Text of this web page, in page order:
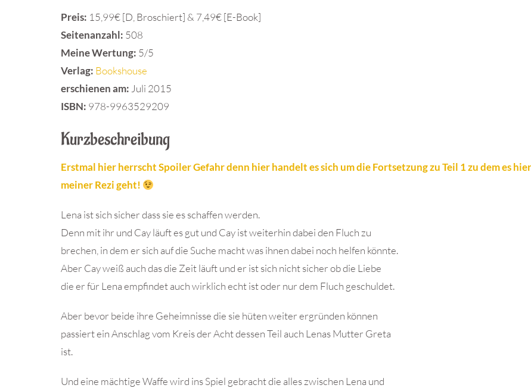
Preis: 15,99€ [D, Broschiert] & 7,49€ [E-Book]
Seitenanzahl: 508
Meine Wertung: 5/5
Verlag: Bookshouse
erschienen am: Juli 2015
ISBN: 978-9963529209
Kurzbeschreibung
Erstmal hier herrscht Spoiler Gefahr denn hier handelt es sich um die Fortsetzung zu Teil 1 zu dem es
meiner Rezi geht!
Lena ist sich sicher dass sie es schaffen werden.
Denn mit ihr und Cay läuft es gut und Cay ist weiterhin dabei den Fluch zu
brechen, in dem er sich auf die Suche macht was ihnen dabei noch helfen könnte.
Aber Cay weiß auch das die Zeit läuft und er ist sich nicht sicher ob die Liebe
die er für Lena empfindet auch wirklich echt ist oder nur dem Fluch geschuldet.
Aber bevor beide ihre Geheimnisse die sie hüten weiter ergründen können
passiert ein Anschlag vom Kreis der Acht dessen Teil auch Lenas Mutter Greta
ist.
Und eine mächtige Waffe wird ins Spiel gebracht die alles zwischen Lena und